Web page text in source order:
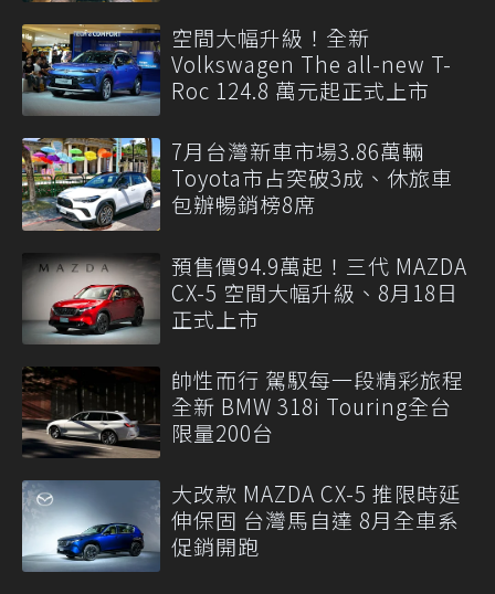
空間大幅升級！全新
Volkswagen The all-new T-
Roc 124.8 萬元起正式上市
7月台灣新車市場3.86萬輛
Toyota市占突破3成、休旅車
包辦暢銷榜8席
預售價94.9萬起！三代 MAZDA
CX-5 空間大幅升級、8月18日
正式上市
帥性而行 駕馭每一段精彩旅程
全新 BMW 318i Touring全台
限量200台
大改款 MAZDA CX-5 推限時延
伸保固 台灣馬自達 8月全車系
促銷開跑